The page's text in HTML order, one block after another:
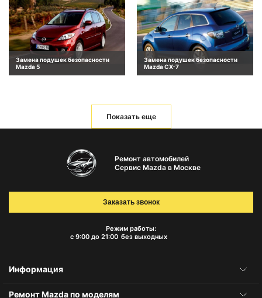
Замена подушек безопасности
Mazda 5
Замена подушек безопасности
Mazda CX-7
Показать еще
Ремонт автомобилей
Сервис Mazda в Москве
Режим работы:
с 9:00 до 21:00 без выходных
Заказать звонок
Информация
Ремонт Mazda по моделям